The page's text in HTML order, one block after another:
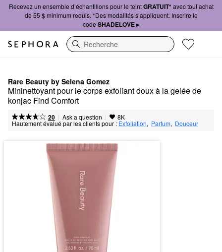
Recevez un ensemble d’échantillons pour le teintGRATUIT*avec tout achat
de 55 $ minimum requis. *Des modalités s’appliquent. Inscrire le
code SHADELOVE ▸
Recherche
Rare Beauty by Selena Gomez
Mininettoyant pour le corps exfoliant doux à la gelée de
konjac Find Comfort
20 | Ask a question | 8K
Hautement évalué par les clients pour : Exfoliation, Parfum, Douceur